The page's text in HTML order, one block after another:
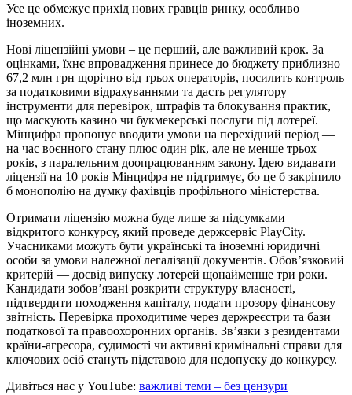
Усе це обмежує прихід нових гравців ринку, особливо
іноземних.
Нові ліцензійні умови – це перший, але важливий крок. За
оцінками, їхнє впровадження принесе до бюджету приблизно
67,2 млн грн щорічно від трьох операторів, посилить контроль
за податковими відрахуваннями та дасть регулятору
інструменти для перевірок, штрафів та блокування практик,
що маскують казино чи букмекерські послуги під лотереї.
Мінцифра пропонує вводити умови на перехідний період —
на час воєнного стану плюс один рік, але не менше трьох
років, з паралельним доопрацюванням закону. Ідею видавати
ліцензії на 10 років Мінцифра не підтримує, бо це б закріпило
б монополію на думку фахівців профільного міністерства.
Отримати ліцензію можна буде лише за підсумками
відкритого конкурсу, який проведе держсервіс PlayCity.
Учасниками можуть бути українські та іноземні юридичні
особи за умови належної легалізації документів. Обов’язковий
критерій — досвід випуску лотерей щонайменше три роки.
Кандидати зобов’язані розкрити структуру власності,
підтвердити походження капіталу, подати прозору фінансову
звітність. Перевірка проходитиме через держреєстри та бази
податкової та правоохоронних органів. Зв’язки з резидентами
країни-агресора, судимості чи активні кримінальні справи для
ключових осіб стануть підставою для недопуску до конкурсу.
Дивіться нас у YouTube: важливі теми – без цензури